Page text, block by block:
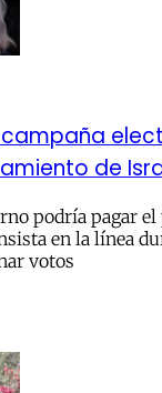
de
podría pagar el
en la línea
votos